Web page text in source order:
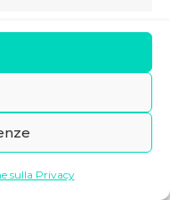
t
n
sulla Privacy